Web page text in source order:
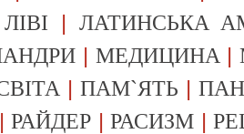
ЛІВІ | ЛАТИНСЬКА
| МЕДИЦИНА |
|ПАМ`ЯТЬ |
|РАЙДЕР |РАСИЗМ |